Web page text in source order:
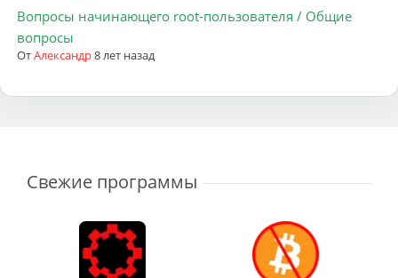
Вопросы начинающего root-пользователя / Общие
вопросы
ОтАлександр8 лет назад
Свежие программы